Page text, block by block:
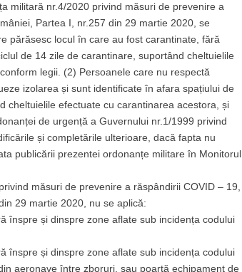
militară nr.4/2020 privind măsuri de prevenire a
Partea I, nr.257 din 29 martie 2020, se
părăsesc locul în care au fost carantinate, fără
de 14 zile de carantinare, suportând cheltuielile
legii. (2) Persoanele care nu respectă
izolarea și sunt identificate în afara spațiului de
cheltuielile efectuate cu carantinarea acestora, și
de urgență a Guvernului nr.1/1999 privind
și completările ulterioare, dacă fapta nu
publicării prezentei ordonanțe militare în Monitorul
măsuri de prevenire a răspândirii COVID – 19,
29 martie 2020, nu se aplică:
înspre și dinspre zone aflate sub incidența codului
înspre și dinspre zone aflate sub incidența codului
aeronave între zboruri, sau poartă echipament de